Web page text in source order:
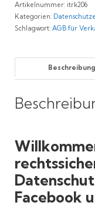
für
Facebook
und
Menge
Artikelnummer: itrk206
Kategorien:
Schlagwort: AGB für
Beschreibung
Facebook